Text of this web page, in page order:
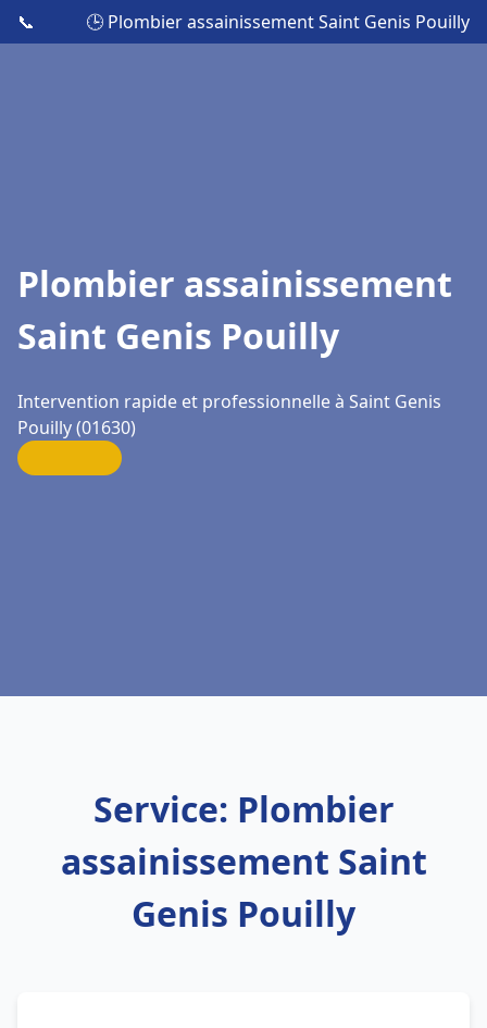
📞 🕒 Plombier assainissement Saint Genis Pouilly
Plombier assainissement
Saint Genis Pouilly
Intervention rapide et professionnelle à Saint Genis
Pouilly (01630)
Service: Plombier
assainissement Saint
Genis Pouilly